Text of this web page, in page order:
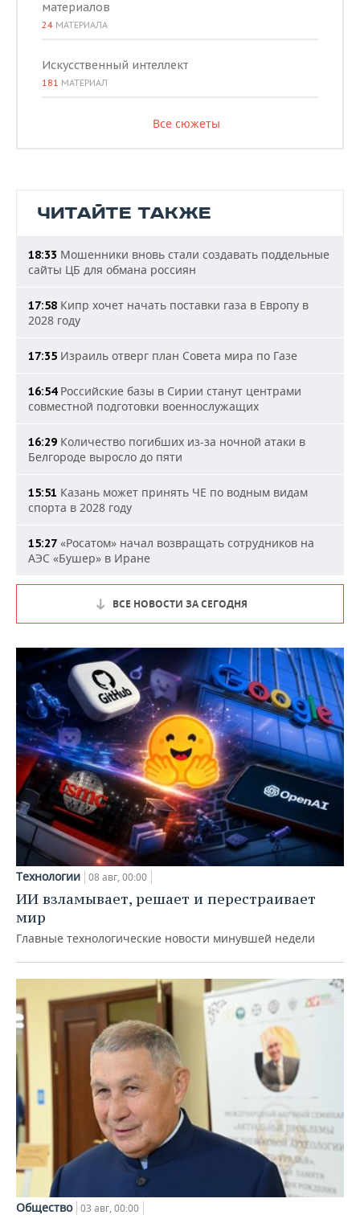
материалов
24 МАТЕРИАЛА
Искусственный интеллект
181 МАТЕРИАЛ
Все сюжеты
ЧИТАЙТЕ ТАКЖЕ
18:33 Мошенники вновь стали создавать поддельные
сайты ЦБ для обмана россиян
17:58 Кипр хочет начать поставки газа в Европу в
2028 году
17:35 Израиль отверг план Совета мира по Газе
16:54Российские базы в Сирии станут центрами
совместной подготовки военнослужащих
16:29 Количество погибших из-за ночной атаки в
Белгороде выросло до пяти
15:51 Казань может принять ЧЕ по водным видам
спорта в 2028 году
15:27 «Росатом» начал возвращать сотрудников на
АЭС «Бушер» в Иране
ВСЕ НОВОСТИ ЗА СЕГОДНЯ
Технологии 08 авг, 00:00
ИИ взламывает, решает и перестраивает
мир
Главные технологические новости минувшей недели
Общество 03 авг, 00:00